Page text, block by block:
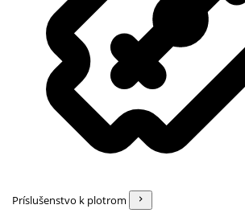
Príslušenstvo k plotrom